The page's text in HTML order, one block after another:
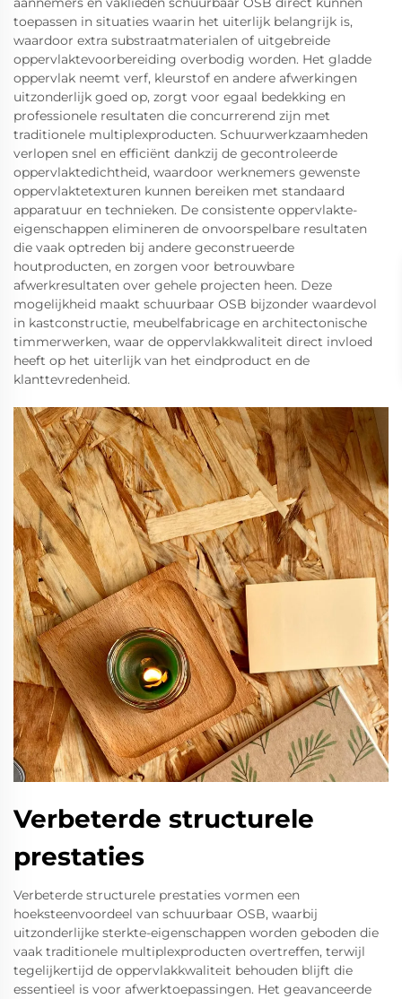
toepassen in situaties waarin het uiterlijk belangrijk is,
waardoor extra substraatmaterialen of uitgebreide
oppervlaktevoorbereiding overbodig worden. Het gladde
oppervlak neemt verf, kleurstof en andere afwerkingen
uitzonderlijk goed op, zorgt voor egaal bedekking en
professionele resultaten die concurrerend zijn met
traditionele multiplexproducten. Schuurwerkzaamheden
verlopen snel en efficiënt dankzij de gecontroleerde
oppervlaktedichtheid, waardoor werknemers gewenste
oppervlaktetexturen kunnen bereiken met standaard
apparatuur en technieken. De consistente oppervlakte-
eigenschappen elimineren de onvoorspelbare resultaten
die vaak optreden bij andere geconstrueerde
houtproducten, en zorgen voor betrouwbare
afwerkresultaten over gehele projecten heen. Deze
mogelijkheid maakt schuurbaar OSB bijzonder waardevol
in kastconstructie, meubelfabricage en architectonische
timmerwerken, waar de oppervlakkwaliteit direct invloed
heeft op het uiterlijk van het eindproduct en de
klanttevredenheid.
Verbeterde structurele
prestaties
Verbeterde structurele prestaties vormen een
hoeksteenvoordeel van schuurbaar OSB, waarbij
uitzonderlijke sterkte-eigenschappen worden geboden die
vaak traditionele multiplexproducten overtreffen, terwijl
tegelijkertijd de oppervlakkwaliteit behouden blijft die
essentieel is voor afwerktoepassingen. Het geavanceerde